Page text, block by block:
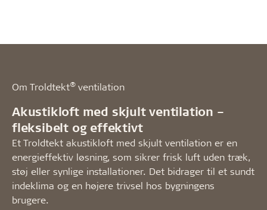
Om Troldtekt® ventilation
Akustikloft med skjult ventilation –
fleksibelt og effektivt
Et Troldtekt akustikloft med skjult ventilation er en
energieffektiv løsning, som sikrer frisk luft uden træk,
støj eller synlige installationer. Det bidrager til et sundt
indeklima og en højere trivsel hos bygningens
brugere.